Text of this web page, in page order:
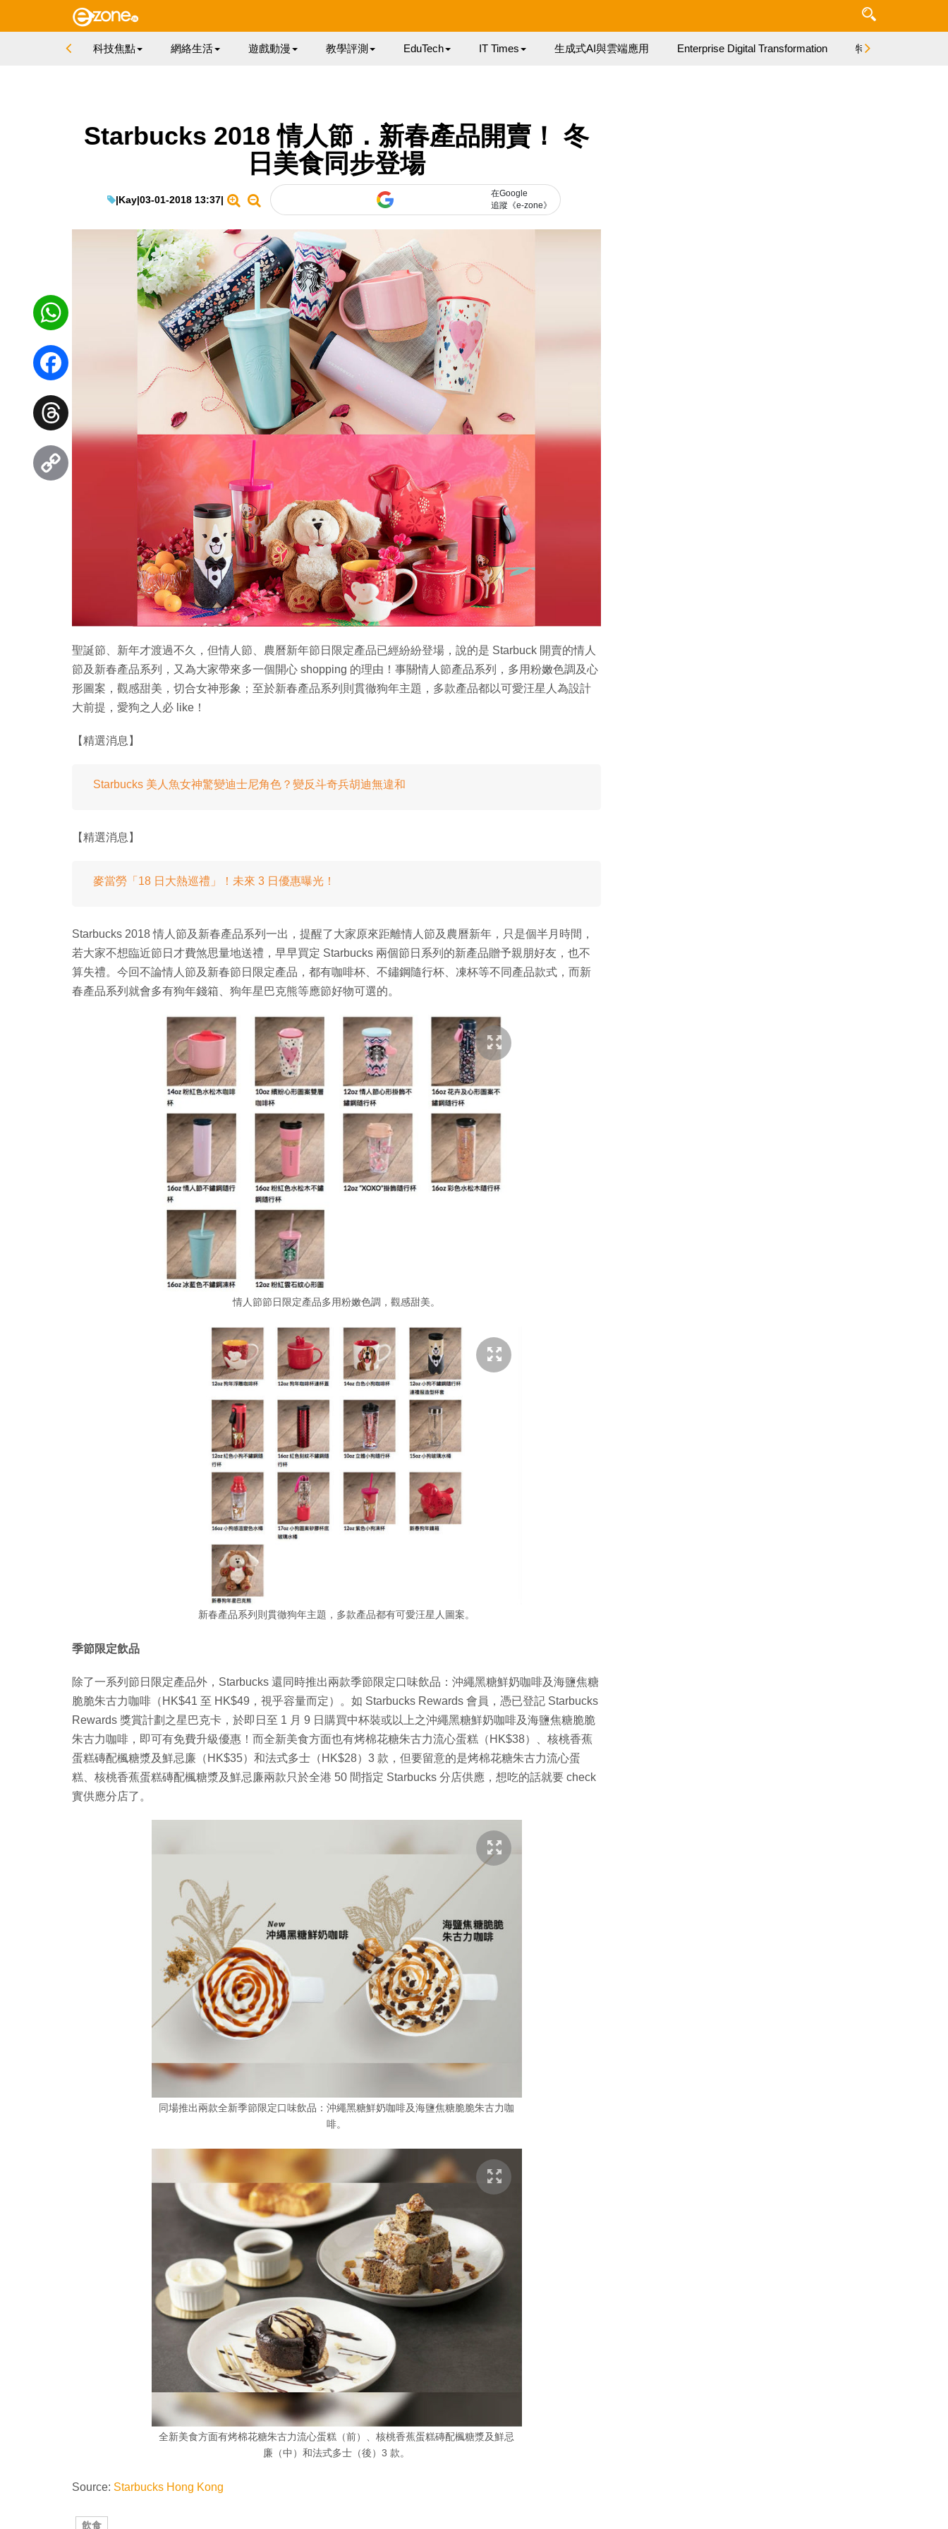
科技焦點 網絡生活 遊戲動漫 教學評測 EduTech IT Times 生成式AI與雲端應用 Enterprise Digital Transformation 特集
Starbucks 2018 情人節．新春產品開賣！ 冬
日美食同步登場
|Kay|03-01-2018 13:37|
在Google
追蹤《e-zone》
聖誕節、新年才渡過不久，但情人節、農曆新年節日限定產品已經紛紛登場，說的是 Starbuck 開賣的情人
節及新春產品系列，又為大家帶來多一個開心 shopping 的理由！事關情人節產品系列，多用粉嫩色調及心
形圖案，觀感甜美，切合女神形象；至於新春產品系列則貫徹狗年主題，多款產品都以可愛汪星人為設計
大前提，愛狗之人必 like！
【精選消息】
Starbucks 美人魚女神驚變迪士尼角色？變反斗奇兵胡迪無違和
【精選消息】
麥當勞「18 日大熱巡禮」！未來 3 日優惠曝光！
Starbucks 2018 情人節及新春產品系列一出，提醒了大家原來距離情人節及農曆新年，只是個半月時間，
若大家不想臨近節日才費煞思量地送禮，早早買定 Starbucks 兩個節日系列的新產品贈予親朋好友，也不
算失禮。今回不論情人節及新春節日限定產品，都有咖啡杯、不鏽鋼隨行杯、凍杯等不同產品款式，而新
春產品系列就會多有狗年錢箱、狗年星巴克熊等應節好物可選的。
情人節節日限定產品多用粉嫩色調，觀感甜美。
新春產品系列則貫徹狗年主題，多款產品都有可愛汪星人圖案。
季節限定飲品
除了一系列節日限定產品外，Starbucks 還同時推出兩款季節限定口味飲品：沖繩黑糖鮮奶咖啡及海鹽焦糖
脆脆朱古力咖啡（HK$41 至 HK$49，視乎容量而定）。如 Starbucks Rewards 會員，憑已登記 Starbucks
Rewards 獎賞計劃之星巴克卡，於即日至 1 月 9 日購買中杯裝或以上之沖繩黑糖鮮奶咖啡及海鹽焦糖脆脆
朱古力咖啡，即可有免費升級優惠！而全新美食方面也有烤棉花糖朱古力流心蛋糕（HK$38）、核桃香蕉
蛋糕磚配楓糖漿及鮮忌廉（HK$35）和法式多士（HK$28）3 款，但要留意的是烤棉花糖朱古力流心蛋
糕、核桃香蕉蛋糕磚配楓糖漿及鮮忌廉兩款只於全港 50 間指定 Starbucks 分店供應，想吃的話就要 check
實供應分店了。
同場推出兩款全新季節限定口味飲品：沖繩黑糖鮮奶咖啡及海鹽焦糖脆脆朱古力咖
啡。
全新美食方面有烤棉花糖朱古力流心蛋糕（前）、核桃香蕉蛋糕磚配楓糖漿及鮮忌
廉（中）和法式多士（後）3 款。
Source: Starbucks Hong Kong
飲食
WhatsApp
Facebook
Threads